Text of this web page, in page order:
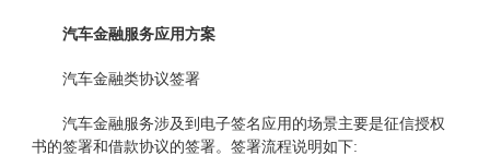
汽车金融服务应用方案
汽车金融类协议签署
汽车金融服务涉及到电子签名应用的场景主要是征信授权
书的签署和借款协议的签署。签署流程说明如下: